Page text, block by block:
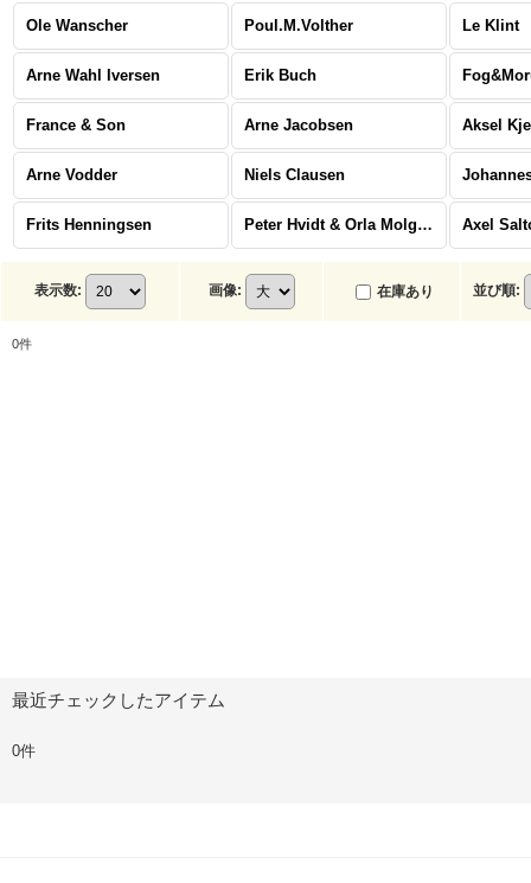
Ole Wanscher Poul.M.Volther Le Klint
Arne Wahl Iversen Erik Buch
France & Son Arne Jacobsen Aksel
Arne Vodder Niels Clausen
Frits Henningsen Peter Hvidt & Orla Molgaard Nielsen Axel
表示数: 画像: 在庫あり 並び順:
0件
最近チェックしたアイテム
0件